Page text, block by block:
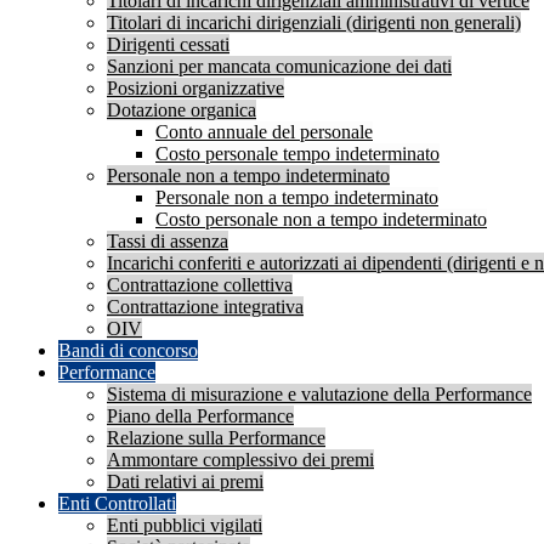
Titolari di incarichi dirigenziali (dirigenti non generali)
Dirigenti cessati
Sanzioni per mancata comunicazione dei dati
Posizioni organizzative
Dotazione organica
Conto annuale del personale
Costo personale tempo indeterminato
Personale non a tempo indeterminato
Personale non a tempo indeterminato
Costo personale non a tempo indeterminato
Tassi di assenza
Incarichi conferiti e autorizzati ai dipendenti (dirigenti e
Contrattazione collettiva
Contrattazione integrativa
OIV
Bandi di concorso
Performance
Sistema di misurazione e valutazione della Performance
Piano della Performance
Relazione sulla Performance
Ammontare complessivo dei premi
Dati relativi ai premi
Enti Controllati
Enti pubblici vigilati